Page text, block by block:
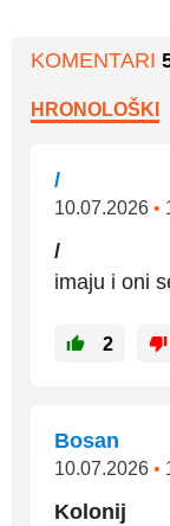
KOMENTARI
HRONOLOŠKI
/
10.07.2026 •
/
imaju i oni
2
Bosan
10.07.2026 •
Kolonij